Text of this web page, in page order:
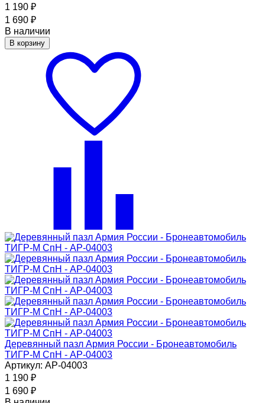
1 190 ₽
1 690 ₽
В наличии
В корзину
Деревянный пазл Армия России - Бронеавтомобиль
ТИГР-М СпН - АР-04003
Артикул: АР-04003
1 190 ₽
1 690 ₽